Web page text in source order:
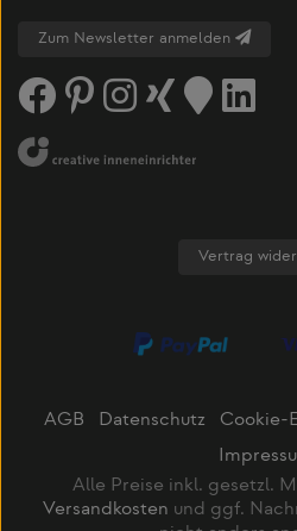
Zum Newsletter anmelden
Vertrag
AGB Datenschutz Cookie-
Alle Preise inkl. gesetzl.
Versandkosten und ggf.